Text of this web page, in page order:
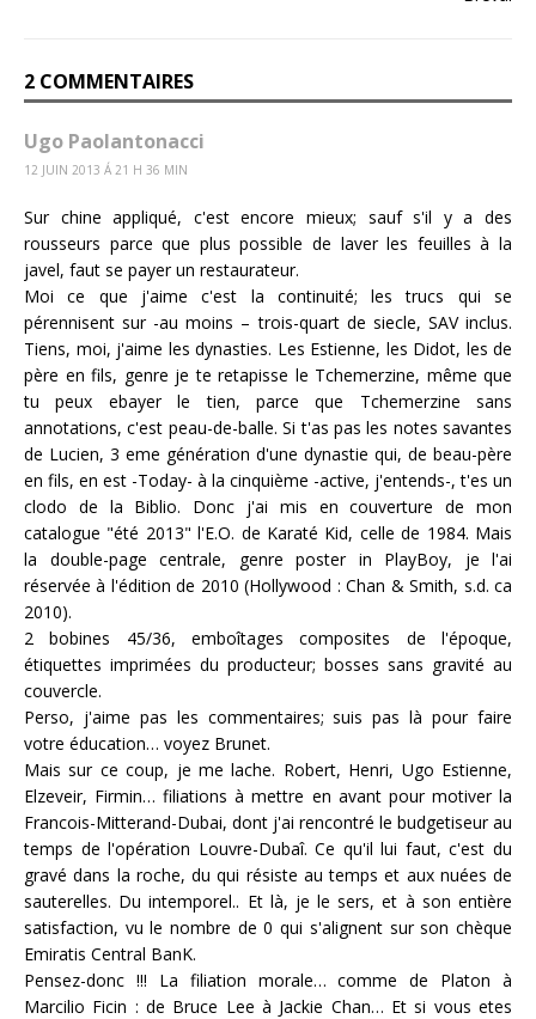
2 COMMENTAIRES
Ugo Paolantonacci
12 JUIN 2013 Á 21 H 36 MIN
Sur chine appliqué, c'est encore mieux; sauf s'il y a des
rousseurs parce que plus possible de laver les feuilles à la
javel, faut se payer un restaurateur.
Moi ce que j'aime c'est la continuité; les trucs qui se
pérennisent sur -au moins – trois-quart de siecle, SAV inclus.
Tiens, moi, j'aime les dynasties. Les Estienne, les Didot, les de
père en fils, genre je te retapisse le Tchemerzine, même que
tu peux ebayer le tien, parce que Tchemerzine sans
annotations, c'est peau-de-balle. Si t'as pas les notes savantes
de Lucien, 3 eme génération d'une dynastie qui, de beau-père
en fils, en est -Today- à la cinquième -active, j'entends-, t'es un
clodo de la Biblio. Donc j'ai mis en couverture de mon
catalogue "été 2013" l'E.O. de Karaté Kid, celle de 1984. Mais
la double-page centrale, genre poster in PlayBoy, je l'ai
réservée à l'édition de 2010 (Hollywood : Chan & Smith, s.d. ca
2010).
2 bobines 45/36, emboîtages composites de l'époque,
étiquettes imprimées du producteur; bosses sans gravité au
couvercle.
Perso, j'aime pas les commentaires; suis pas là pour faire
votre éducation… voyez Brunet.
Mais sur ce coup, je me lache. Robert, Henri, Ugo Estienne,
Elzeveir, Firmin… filiations à mettre en avant pour motiver la
Francois-Mitterand-Dubai, dont j'ai rencontré le budgetiseur au
temps de l'opération Louvre-Dubaî. Ce qu'il lui faut, c'est du
gravé dans la roche, du qui résiste au temps et aux nuées de
sauterelles. Du intemporel.. Et là, je le sers, et à son entière
satisfaction, vu le nombre de 0 qui s'alignent sur son chèque
Emiratis Central BanK.
Pensez-donc !!! La filiation morale… comme de Platon à
Marcilio Ficin : de Bruce Lee à Jackie Chan… Et si vous etes